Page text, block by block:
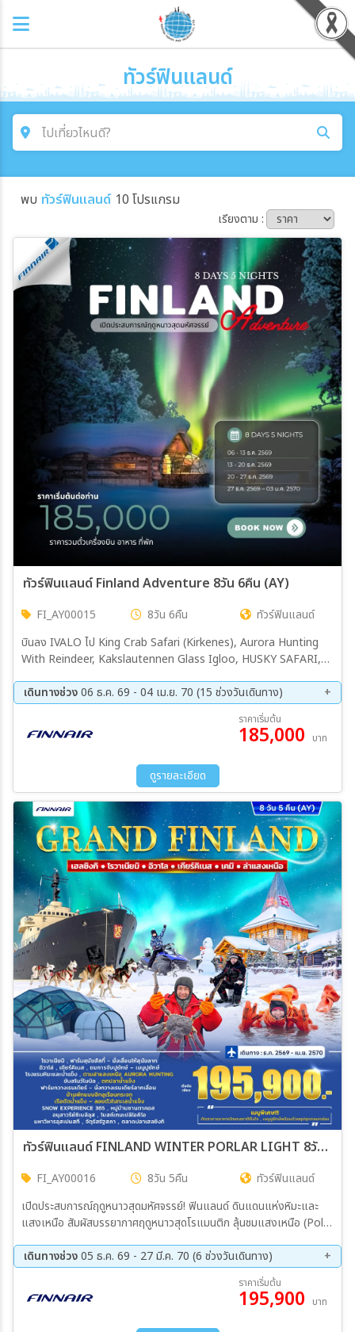
ทัวร์ฟินแลนด์
ไปเที่ยวไหนดี?
ค้นหาโปรแกรมทัวร์
โซน
ประเทศ
เมือง
สายการบิน
ตั้งแต่วันที่
เฉพาะเดือน
เฉพาะเทศกาล
ค้นหา
พบ ทัวร์ฟินแลนด์ 10 โปรแกรม
เรียงตาม :
ทัวร์ฟินแลนด์ Finland Adventure 8วัน 6คืน (AY)
FI_AY00015 8วัน 6คืน
ทัวร์ฟินแลนด์
บินลง IVALO ไป King Crab Safari (Kirkenes), Aurora Hunting
With Reindeer, Kakslautennen Glass Igloo, HUSKY SAFARI,
เฮลซิงกิ
เดินทางช่วง06 ธ.ค. 69 - 04 เม.ย. 70 (15 ช่วงวันเดินทาง)
13 ธ.ค. 69 - 20 ธ.ค. 69
20 ธ.ค. 69 - 27 ธ.ค. 69
27 ธ.ค. 69 - 03 ม.ค. 70
17 ม.ค. 70 - 24 ม.ค. 70
07 ก.พ. 70 - 14 ก.พ. 70
21 ก.พ. 70 - 28 ก.พ. 70
28 ก.พ. 70 - 07 มี.ค 70
07 มี.ค 70 - 14 มี.ค 70
14 มี.ค 70 - 21 มี.ค 70
21 มี.ค 70 - 28 มี.ค 70
28 มี.ค 70 - 04 เม.ย 70
ราคาเริ่มต้น
185,000 บาท
ดูรายละเอียด
ทัวร์ฟินแลนด์ FINLAND WINTER PORLAR LIGHT 8วัน 5คืน (AY)
FI_AY00016 8วัน 5คืน
ทัวร์ฟินแลนด์
เปิดประสบการณ์ฤดูหนาวสุดมหัศจรรย์! ฟินแลนด์ ดินแดนแห่งหิมะและ
แสงเหนือ สัมผัสบรรยากาศฤดูหนาวสุดโรแมนติก ลุ้นชมแสงเหนือ (Polar
เดินทางช่วง05 ธ.ค. 69 - 27 มี.ค. 70 (6 ช่วงวันเดินทาง)
19 ธ.ค. 69 - 26 ธ.ค. 69
23 ม.ค. 70 - 30 ม.ค. 70
20 ก.พ. 70 - 27 ก.พ. 70
20 มี.ค 70 - 27 มี.ค 70
ราคาเริ่มต้น
195,900 บาท